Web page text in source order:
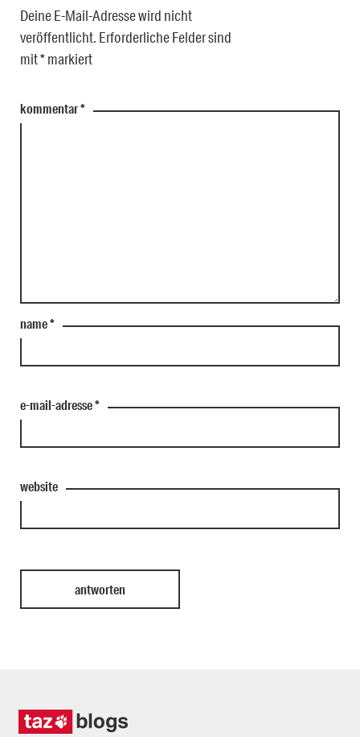
Deine E-Mail-Adresse wird nicht
veröffentlicht. Erforderliche Felder sind
mit*markiert
kommentar*
name*
e-mail-adresse*
website